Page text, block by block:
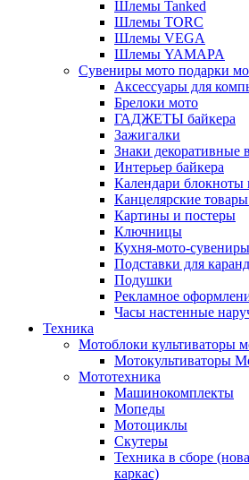
Шлемы Tanked
Шлемы TORC
Шлемы VEGA
Шлемы YAMAPA
Сувениры мото подарки
Аксессуары для
Брелоки мото
ГАДЖЕТЫ байкера
Зажигалки
Знаки декоративные
Интерьер байкера
Календари блокноты
Канцелярские
Картины и постеры
Ключницы
Кухня-мото-сувениры
Подставки для
Подушки
Рекламное
Часы настенные
Техника
Мотоблоки культиваторы
Мотокультиваторы
Мототехника
Машинокомплекты
Мопеды
Мотоциклы
Скутеры
Техника в сборе
каркас)